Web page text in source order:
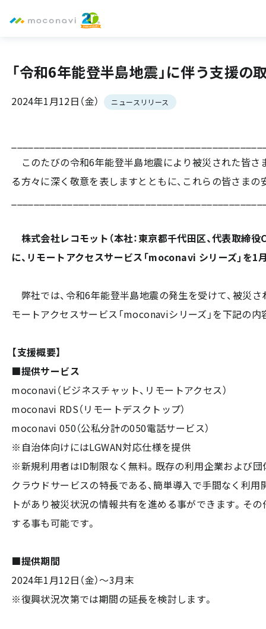
「令和6年能登半島地震」に伴う支援
2024年1月12日（金） ニュースリリース
このたびの令和6年能登半島地震により被災された皆さ
る方々に深く敬意を表しますとともに、これらの皆さま
株式会社レコモット（本社：東京都千代田区、代表取締
に、リモートアクセスサービス「moconavi シリーズ」を1
弊社では、令和6年能登半島地震の発生を受けて、被災
モートアクセスサービス「moconaviシリーズ」を下記の
【支援概要】
■提供サービス
moconavi（ビジネスチャット、リモートアクセス）
moconavi RDS（リモートデスクトップ）
moconavi 050（公私分計の050電話サービス）
※自治体向けにはLGWAN対応仕様を提供
※新規利用者はID制限なく無料。既存の利用企業および団
クラウドサービスの特長である、簡単導入で手間なく利
トがあり被災状況の情報共有を進める事ができます。そ
する事も可能です。
■提供期間
2024年1月12日（金）～3月末
※復興状況次第では期間の延長を検討します。